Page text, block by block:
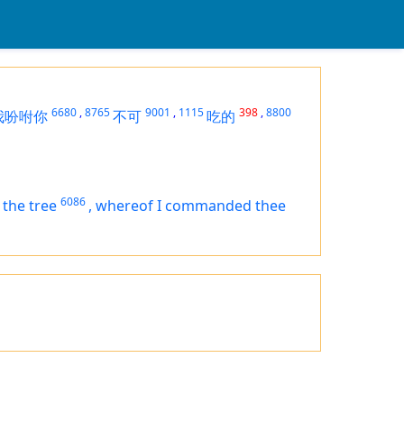
吩咐你 6680 ,8765不可 9001 , 1115吃的 398 ,8800
tree 6086 , whereof I commanded thee